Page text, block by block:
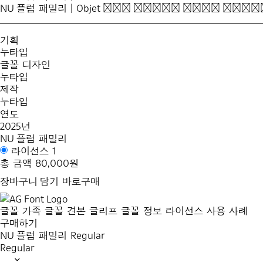
NU 플럼 패밀리 | Objet The harsh wind
기획
누타입
글꼴 디자인
누타입
제작
누타입
연도
2025년
NU 플럼 패밀리
라이선스 1
총 금액 80,000원
장바구니 담기 바로구매
글꼴 가족 글꼴 견본 글리프 글꼴 정보 라이선스 사용 사례
구매하기
NU 플럼 패밀리 Regular
Regular